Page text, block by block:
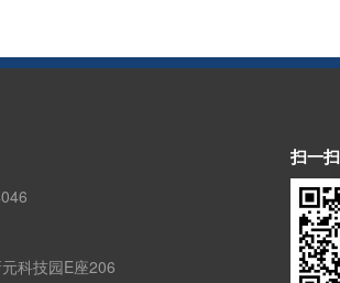
科技园E座206
扫一扫